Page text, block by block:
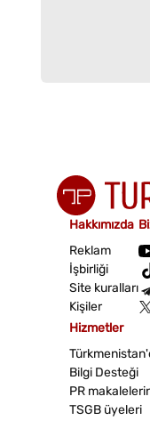
Hakkımızda
Reklam
İşbirliği
Site kuralları
Kişiler
Hizmetler
Bilgi Desteği
PR
TSGB üyeleri